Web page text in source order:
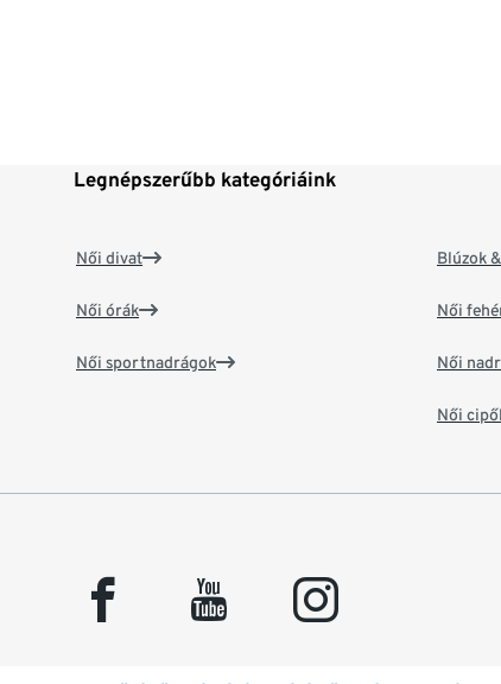
Legnépszerűbb kategóriáink
Női divat
Női órák
Női sportnadrágok
Blúzok
Női
Női
Női
facebook youtube instagram